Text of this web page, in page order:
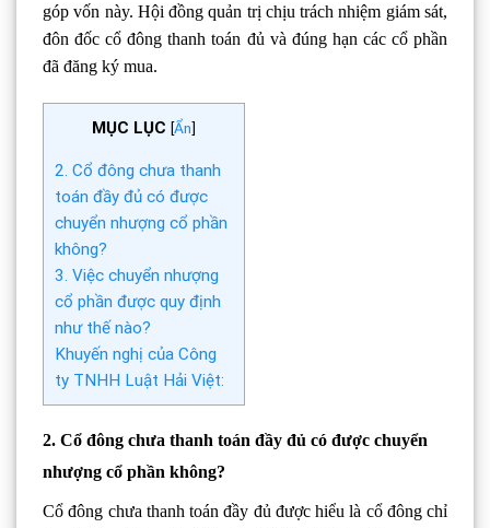
góp vốn này. Hội đồng quản trị chịu trách nhiệm giám sát,
đôn đốc cổ đông thanh toán đủ và đúng hạn các cổ phần
đã đăng ký mua.
MỤC LỤC [Ẩn]
2. Cổ đông chưa thanh
toán đầy đủ có được
chuyển nhượng cổ phần
không?
3. Việc chuyển nhượng
cổ phần được quy định
như thế nào?
Khuyến nghị của Công
ty TNHH Luật Hải Việt:
2. Cổ đông chưa thanh toán đầy đủ có được chuyển
nhượng cổ phần không?
Cổ đông chưa thanh toán đầy đủ được hiểu là cổ đông chỉ